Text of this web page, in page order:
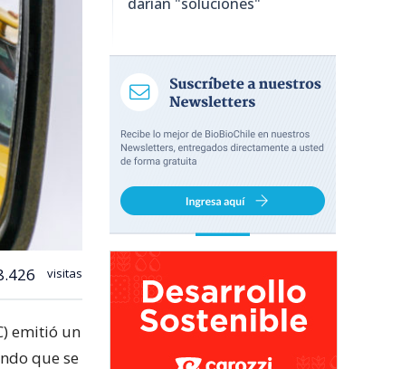
visitas
emitió un
que se